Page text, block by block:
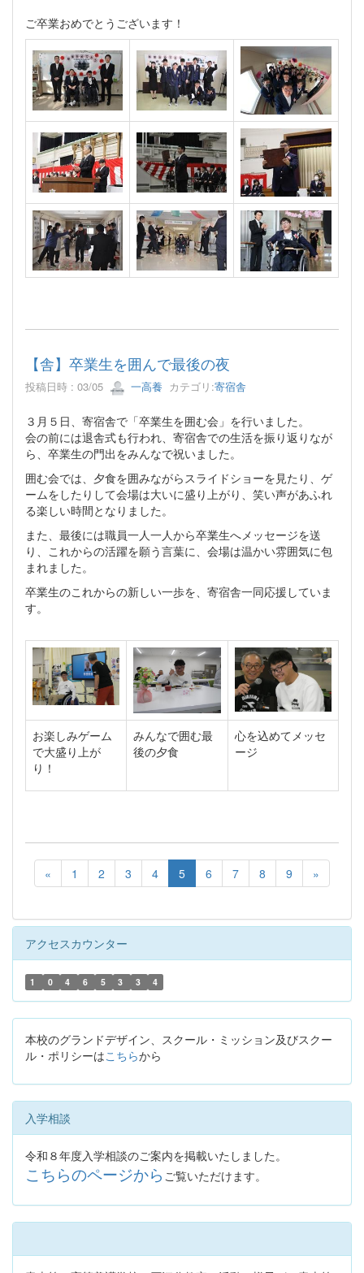
ご卒業おめでとうございます！
【舎】卒業生を囲んで最後の夜
投稿日時 : 03/05 一高養 カテゴリ:寄宿舎
３月５日、寄宿舎で「卒業生を囲む会」を行いました。
会の前には退舎式も行われ、寄宿舎での生活を振り返りなが
ら、卒業生の門出をみんなで祝いました。
囲む会では、夕食を囲みながらスライドショーを見たり、ゲ
ームをしたりして会場は大いに盛り上がり、笑い声があふれ
る楽しい時間となりました。
また、最後には職員一人一人から卒業生へメッセージを送
り、これからの活躍を願う言葉に、会場は温かい雰囲気に包
まれました。
卒業生のこれからの新しい一歩を、寄宿舎一同応援していま
す。
お楽しみゲーム
で大盛り上が
り！
みんなで囲む最
後の夕食
心を込めてメッセ
ージ
« 1 2 3 4 5 6 7 8 9 »
アクセスカウンター
1 0 4 6 5 3 3 4
本校のグランドデザイン、スクール・ミッション及びスクー
ル・ポリシーはこちらから
入学相談
令和８年度入学相談のご案内を掲載いたしました。
こちらのページから ご覧いただけます。